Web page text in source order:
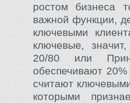
ростом бизнеса
важной функции,
ключевыми
ключевые,
20/80 или
обеспечивают
считают
которыми